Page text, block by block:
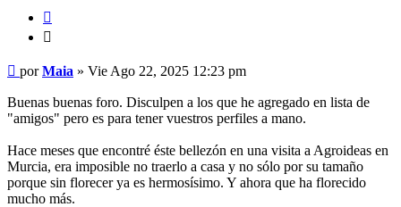
Mensaje
porMaia » Vie Ago 22, 2025 12:23 pm
Buenas buenas foro. Disculpen a los que he agregado en lista de
"amigos" pero es para tener vuestros perfiles a mano.
Hace meses que encontré éste bellezón en una visita a Agroideas en
Murcia, era imposible no traerlo a casa y no sólo por su tamaño
porque sin florecer ya es hermosísimo. Y ahora que ha florecido
mucho más.